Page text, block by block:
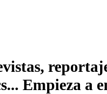
Empieza a